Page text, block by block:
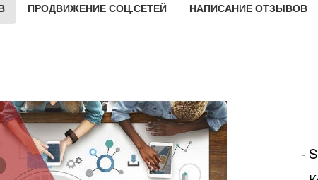
ПРОДВИЖЕНИЕ СОЦ.СЕТЕЙ НАПИСАНИЕ ОТЗЫВОВ
-